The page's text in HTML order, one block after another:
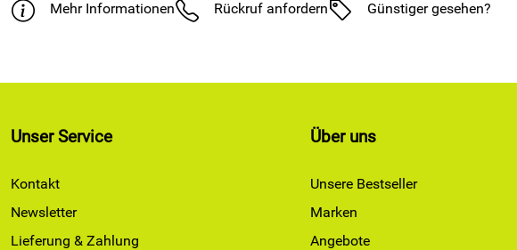
Mehr Informationen Rückruf anfordern Günstiger gesehen?
Unser Service
Kontakt
Newsletter
Lieferung & Zahlung
Über uns
Unsere Bestseller
Marken
Angebote